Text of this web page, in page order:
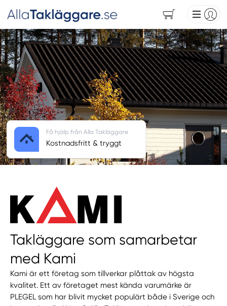
Takläggare som samarbetar
med Kami
Kami är ett företag som tillverkar plåttak av högsta
kvalitet. Ett av företaget mest kända varumärke är
PLEGEL som har blivit mycket populärt både i Sverige och
Få hjälp från Alla Takläggare
Kostnadsfritt & tryggt